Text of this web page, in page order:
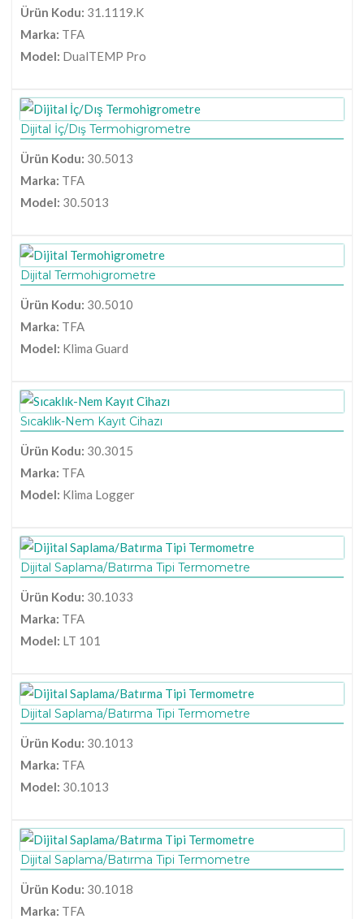
Ürün Kodu: 31.1119.K
Marka: TFA
Model: DualTEMP Pro
Dijital İç/Dış Termohigrometre
Ürün Kodu: 30.5013
Marka: TFA
Model: 30.5013
Dijital Termohigrometre
Ürün Kodu: 30.5010
Marka: TFA
Model: Klima Guard
Sıcaklık-Nem Kayıt Cihazı
Ürün Kodu: 30.3015
Marka: TFA
Model: Klima Logger
Dijital Saplama/Batırma Tipi Termometre
Ürün Kodu: 30.1033
Marka: TFA
Model: LT 101
Dijital Saplama/Batırma Tipi Termometre
Ürün Kodu: 30.1013
Marka: TFA
Model: 30.1013
Dijital Saplama/Batırma Tipi Termometre
Ürün Kodu: 30.1018
Marka: TFA